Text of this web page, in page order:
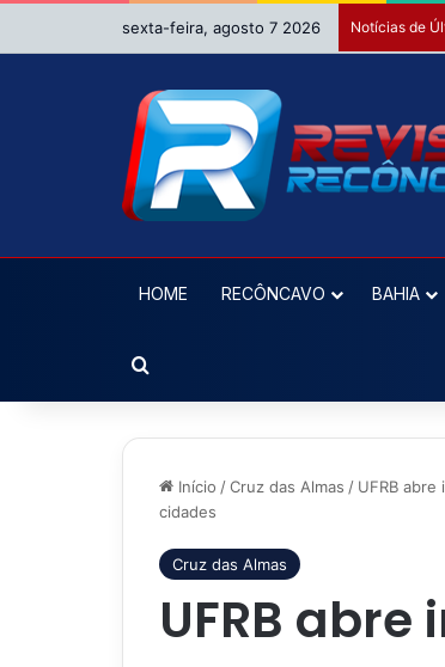
sexta-feira, agosto 7 2026 Notícias de
HOME RECÔNCAVO BAHIA
Procurar por
Início / Cruz das Almas / UFRB
cidades
Cruz das Almas
UFRB